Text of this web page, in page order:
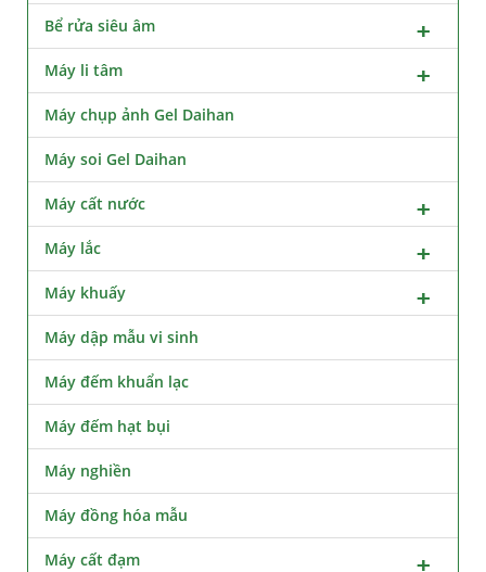
Bể rửa siêu âm
Máy li tâm
Máy chụp ảnh Gel Daihan
Máy soi Gel Daihan
Máy cất nước
Máy lắc
Máy khuấy
Máy dập mẫu vi sinh
Máy đếm khuẩn lạc
Máy đếm hạt bụi
Máy nghiền
Máy đồng hóa mẫu
Máy cất đạm